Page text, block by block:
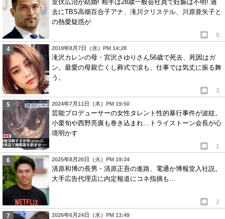
室伏広治が結婚! 相手は28歳一般会社員で妊娠は不明! 過
去にTBS高畑百合子アナ、滝川クリステル、川原亜矢子と
の熱愛疑惑が
0
2019年8月7日（水）PM 14:28
滝沢カレンの母・宮沢さゆりさん56歳で死去、死因はガ
ン。最愛の母親亡くし葬式で涙も、仕事では気丈に振る舞
う。
3
2024年7月11日（木）PM 19:50
芸能プロデューサーの女性タレント性的暴行事件が波紋。
小栗旬や西野亮廣も巻き込まれ…トライストーン会長が心
境明かす
1
2025年8月26日（火）PM 19:34
清原和博の長男・清原正吾の進路、電通か博報堂入社説。
大手広告代理店に内定報道にコネ指摘も…
2
2026年6月24日（水）PM 13:49